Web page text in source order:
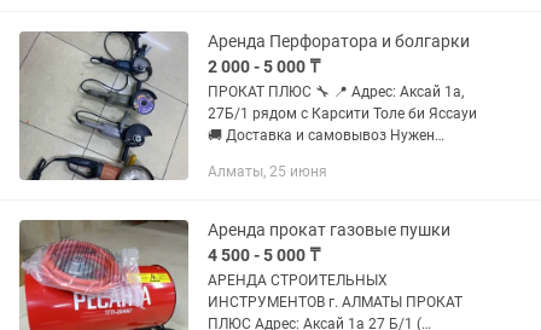
Доставка по городу...
Аренда Перфоратора и болгарки
2 000 - 5 000 ₸
ПРОКАТ ПЛЮС 🔧 📍 Адрес: Аксай 1а,
27Б/1 рядом с Карсити Толе би Яссауи
🚚 Доставка и самовывоз Нужен
есть всё, что пригодится для ремонта,
Алматы, 25 июня
Аренда прокат газовые пушки
4 500 - 5 000 ₸
АРЕНДА СТРОИТЕЛЬНЫХ
ИНСТРУМЕНТОВ г. АЛМАТЫ ПРОКАТ
ПЛЮС Адрес: Аксай 1а 27 Б/1 (